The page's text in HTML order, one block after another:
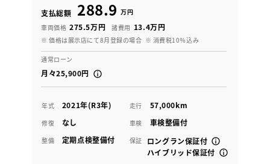
支払総額 288.9 万円
車両価格 275.5万円 諸費用 13.4万円
※ 価格は展示店にて8月登録の場合 ※ 消費税10％込み
通常ローン
月々25,900円
年式 2021年(R3年) 走行 57,000km
修復 なし 車検 車検整備付
整備 定期点検整備付 保証
ロングラン保証付
ハイブリッド保証付